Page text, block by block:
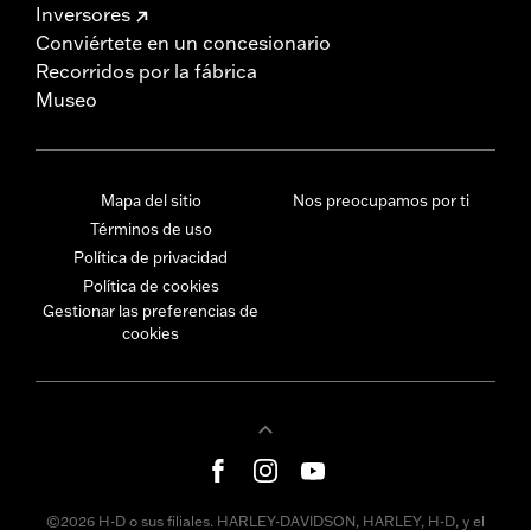
Inversores
Conviértete en un concesionario
Recorridos por la fábrica
Museo
Mapa del sitio
Términos de uso
Política de privacidad
Política de cookies
Gestionar las preferencias de
cookies
Nos preocupamos por ti
©2026 H-D o sus filiales. HARLEY-DAVIDSON, HARLEY, H-D, y el